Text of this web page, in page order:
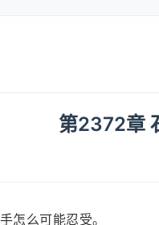
第2372章
怎么可能忍受。